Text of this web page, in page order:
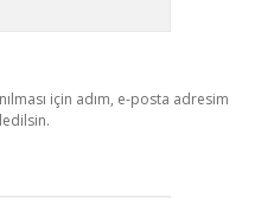
için adım, e-posta adresim